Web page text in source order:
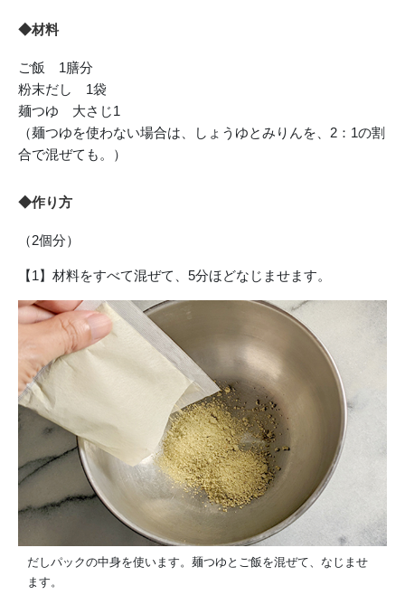
◆材料
ご飯 1膳分
粉末だし 1袋
麺つゆ 大さじ1
（麺つゆを使わない場合は、しょうゆとみりんを、2：1の割
合で混ぜても。）
◆作り方
（2個分）
【1】材料をすべて混ぜて、5分ほどなじませます。
だしパックの中身を使います。麺つゆとご飯を混ぜて、なじませ
ます。